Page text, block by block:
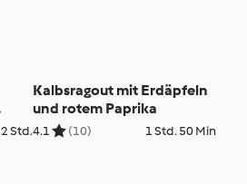
2 Std.
Kalbsragout mit Erdäpfeln
und rotem Paprika
4.1 (10) 1 Std. 50 Min